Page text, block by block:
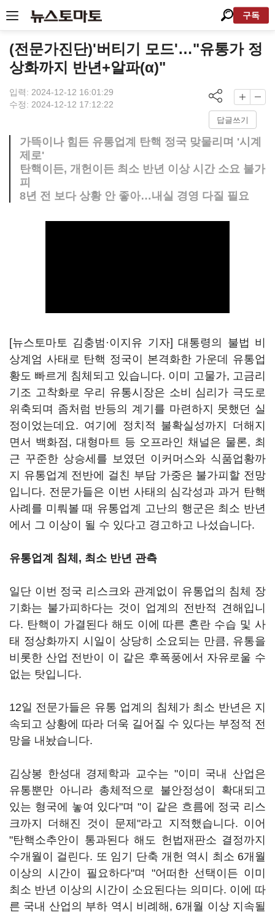
구독
(전문가진단)'버티기 모드'…"유통가 정
상화까지 반년+알파(α)"
입력: 2024-12-12 16:01:29
수정: 2024-12-12 17:12:22
답글쓰기
가뜩이나 힘든 유통업계 탄핵 정국 맞물리며 '시계
제로'
탄핵이든, 개헌이든 최소 반년 이상 시간 소요 불가
피
8년 전 보다 상황 안 좋아…내실 경영 다질 필요
[뉴스토마토 김충범·이지유 기자] 대통령의 불법 비
상계엄 사태로 탄핵 정국이 본격화한 가운데 유통업
황도 빠르게 침체되고 있습니다. 이미 고물가, 고금리
기조 고착화로 우리 유통시장은 소비 심리가 극도로
위축되며 좀처럼 반등의 계기를 마련하지 못했던 실
정이었는데요. 여기에 정치적 불확실성까지 더해지
면서 백화점, 대형마트 등 오프라인 채널은 물론, 최
근 꾸준한 상승세를 보였던 이커머스와 식품업황까
지 유통업계 전반에 걸친 부담 가중은 불가피할 전망
입니다. 전문가들은 이번 사태의 심각성과 과거 탄핵
사례를 미뤄볼 때 유통업계 고난의 행군은 최소 반년
에서 그 이상이 될 수 있다고 경고하고 나섰습니다.
유통업계 침체, 최소 반년 관측
일단 이번 정국 리스크와 관계없이 유통업의 침체 장
기화는 불가피하다는 것이 업계의 전반적 견해입니
다. 탄핵이 가결된다 해도 이에 따른 혼란 수습 및 사
태 정상화까지 시일이 상당히 소요되는 만큼, 유통을
비롯한 산업 전반이 이 같은 후폭풍에서 자유로울 수
없는 탓입니다.
12일 전문가들은 유통 업계의 침체가 최소 반년은 지
속되고 상황에 따라 더욱 길어질 수 있다는 부정적 전
망을 내놨습니다.
김상봉 한성대 경제학과 교수는 "이미 국내 산업은
유통뿐만 아니라 총체적으로 불안정성이 확대되고
있는 형국에 놓여 있다"며 "이 같은 흐름에 정국 리스
크까지 더해진 것이 문제"라고 지적했습니다. 이어
"탄핵소추안이 통과된다 해도 헌법재판소 결정까지
수개월이 걸린다. 또 임기 단축 개헌 역시 최소 6개월
이상의 시간이 필요하다"며 "어떠한 선택이든 이미
최소 반년 이상의 시간이 소요된다는 의미다. 이에 따
른 국내 산업의 부하 역시 비례해, 6개월 이상 지속될